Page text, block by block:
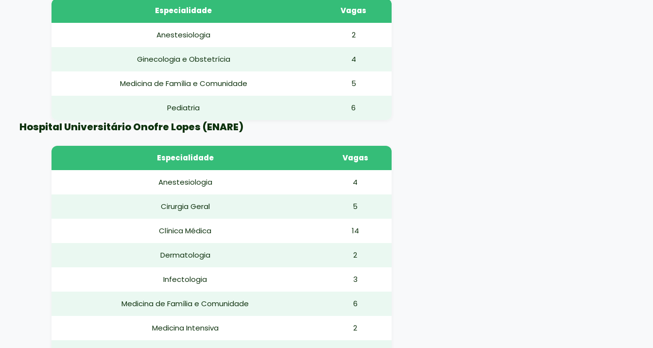
Especialidade Vagas
Anestesiologia 2
Ginecologia e Obstetrícia 4
Medicina de Família e Comunidade 5
Pediatria 6
Hospital Universitário Onofre Lopes (ENARE)
Especialidade Vagas
Anestesiologia 4
Cirurgia Geral 5
Clínica Médica 14
Dermatologia 2
Infectologia 3
Medicina de Família e Comunidade 6
Medicina Intensiva 2